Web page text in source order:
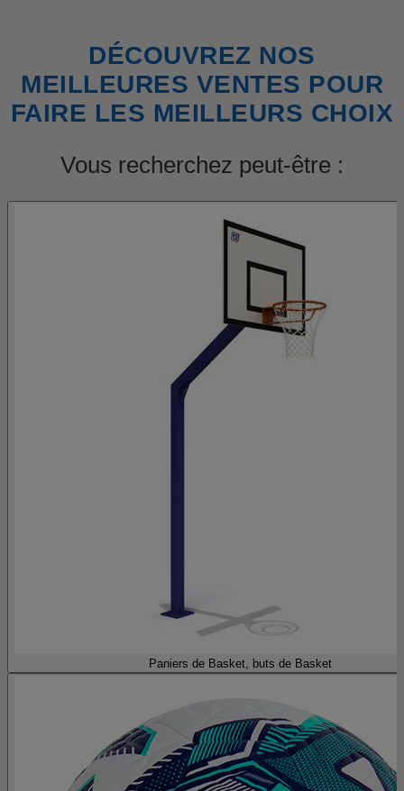
DÉCOUVREZ NOS
MEILLEURES VENTES POUR
FAIRE LES MEILLEURS CHOIX
Vous recherchez peut-être :
Paniers de Basket, buts de Basket